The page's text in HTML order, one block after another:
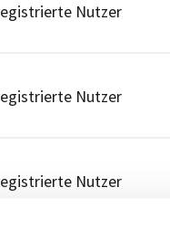
Nutzer
Nutzer
Nutzer